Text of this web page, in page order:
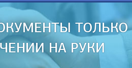
ТОЛЬКО
НА РУКИ